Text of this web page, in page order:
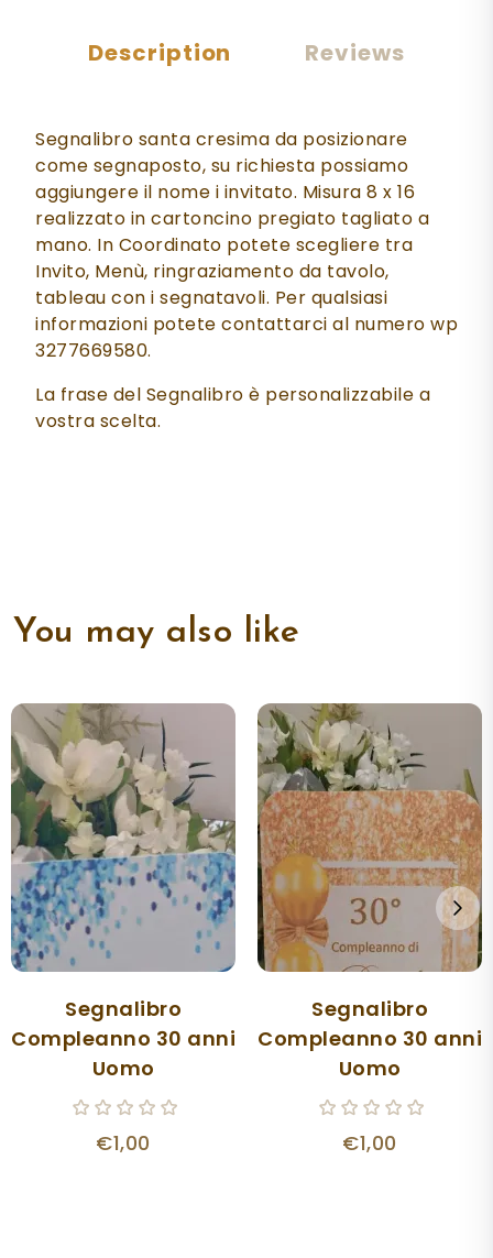
Description Reviews
Segnalibro santa cresima da posizionare
come segnaposto, su richiesta possiamo
aggiungere il nome i invitato. Misura 8 x 16
realizzato in cartoncino pregiato tagliato a
mano. In Coordinato potete scegliere tra
Invito, Menù, ringraziamento da tavolo,
tableau con i segnatavoli. Per qualsiasi
informazioni potete contattarci al numero wp
3277669580.
La frase del Segnalibro è personalizzabile a
vostra scelta.
You may also like
Segnalibro
Compleanno 30 anni
Uomo
€1,00
Segnalibro
Compleanno 30 anni
Uomo
€1,00